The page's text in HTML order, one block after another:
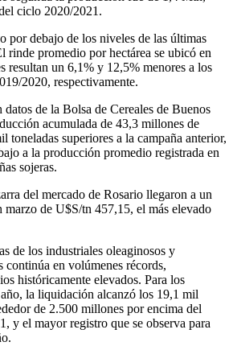
ciclo 2020/2021.
por debajo de los niveles de las últimas
rinde promedio por hectárea se ubicó en
resultan un 6,1% y 12,5% menores a los
2020, respectivamente.
de la Bolsa de Cereales de Buenos
acumulada de 43,3 millones de
toneladas superiores a la campaña anterior,
a la producción promedio registrada en
sojeras.
del mercado de Rosario llegaron a un
de U$S/tn 457,15, el más elevado
de los industriales oleaginosos y
continúa en volúmenes récords,
históricamente elevados. Para los
la liquidación alcanzó los 19,1 mil
de 2.500 millones por encima del
y el mayor registro que se observa para